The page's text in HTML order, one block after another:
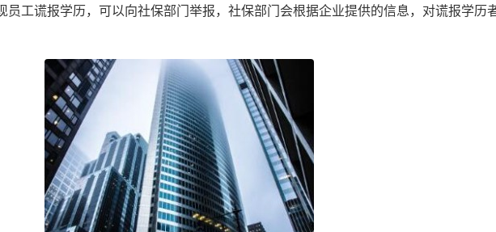
员工谎报学历，可以向社保部门举报，社保部门会根据企业提供的信息，对谎报学历